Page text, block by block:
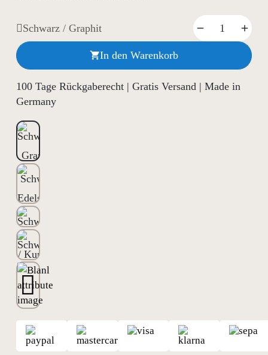
Schwarz / Graphit
In den Warenkorb
100 Tage Rückgaberecht | Gratis Versand | Made in
Germany